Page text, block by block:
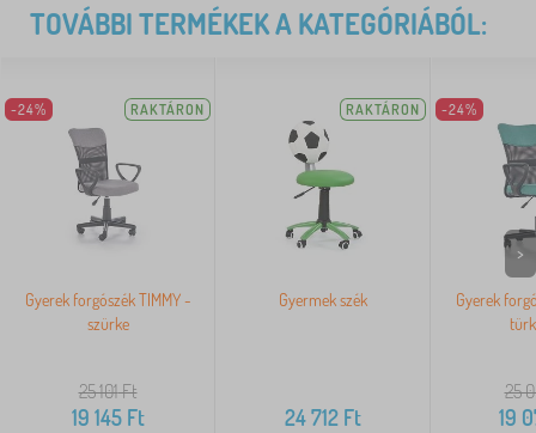
TOVÁBBI TERMÉKEK A KATEGÓRIÁBÓL:
-24% RAKTÁRON
Gyerek forgószék TIMMY -
szürke
25 101Ft
19 145Ft
RAKTÁRON
Gyermek szék
24 712 Ft
-24%
Gyerek
25
19
>